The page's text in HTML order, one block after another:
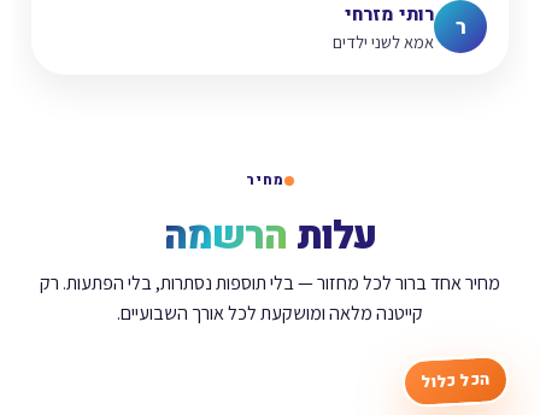
ר רותי מזרחי
אמא לשני ילדים
מחיר
עלות הרשמה
מחיר אחד ברור לכל מחזור — בלי תוספות נסתרות, בלי הפתעות. רק
קייטנה מלאה ומושקעת לכל אורך השבועיים.
הכל כלול